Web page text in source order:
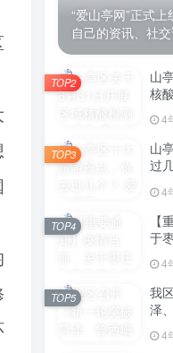
“爱山亭网”正式
自己的资讯、社交
山
核
4
TOP2
山
过
4
TOP3
【
于
4
TOP4
我
泽
意4
TOP5